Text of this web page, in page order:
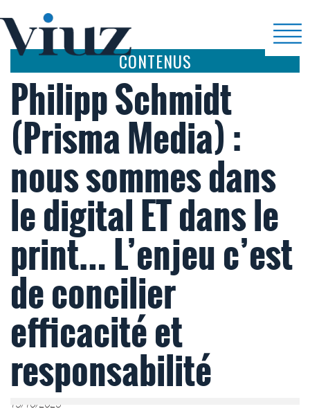
CONTENUS
Philipp Schmidt
(Prisma Media) :
nous sommes dans
le digital ET dans le
print… L’enjeu c’est
de concilier
efficacité et
responsabilité
13/10/2023